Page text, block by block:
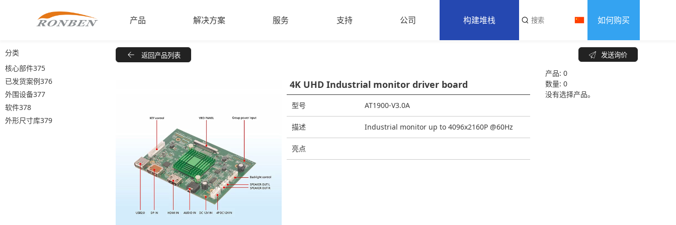
产品
零售音频播放器
经典视频屏幕
零售照明
解决方案
Dynamic Ads on the Go
服务 支持
文档与下载
常见问题
公司
新闻与评论
构建堆栈
已发货案例
外围设备
软件
外形尺寸库
如何购买
分类
核心部件375
已发货案例376
外围设备377
软件378
外形尺寸库379
返回产品列表
4K UHD Industrial monitor driver board
型号 AT1900-V3.0A
描述 Industrial monitor up to 4096x2160P @60Hz
亮点
发送询价
产品: 0
数量: 0
没有选择产品。